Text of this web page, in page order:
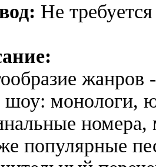
Не требуется
жанров
шоу: монологи,
популярные